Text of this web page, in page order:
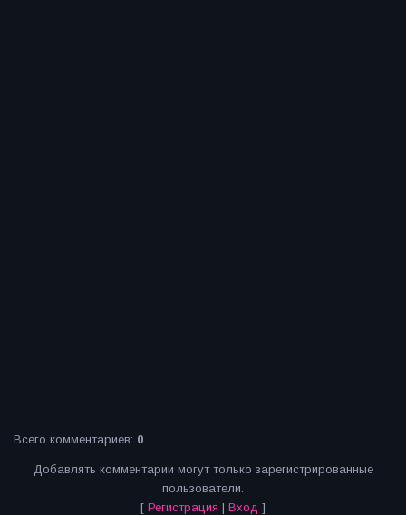
Всего комментариев: 0
Добавлять комментарии могут только зарегистрированные
пользователи.
[ Регистрация | Вход ]